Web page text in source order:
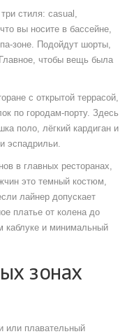
стиля: casual,
вы носите в бассейне,
Подойдут шорты,
чтобы вещь была
с открытой террасой,
по городам‑порту. Здесь
поло, лёгкий кардиган и
эспадрильи.
в главных ресторанах,
это темный костюм,
лайнер допускает
платье от колена до
каблуке и минимальный
зонах
или плавательный